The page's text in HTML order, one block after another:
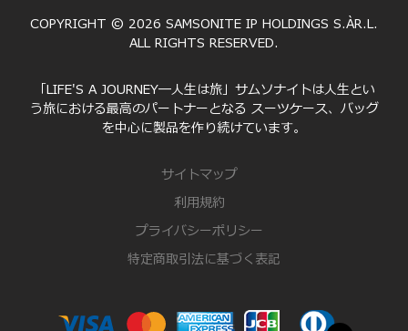
COPYRIGHT © 2026 SAMSONITE IP HOLDINGS S.ÀR.L.
ALL RIGHTS RESERVED.
「LIFE'S A JOURNEY―人生は旅」サムソナイトは人生とい
う旅における最高のパートナーとなる スーツケース、バッグ
を中心に製品を作り続けています。
サイトマップ
利用規約
プライバシーポリシー
特定商取引法に基づく表記